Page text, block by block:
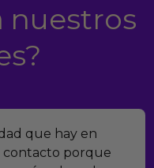
nuestros
Erotiks a
es que nos han